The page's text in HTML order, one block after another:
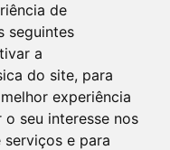
de
seguintes
a
do site, para
experiência
o seu interesse nos
e para